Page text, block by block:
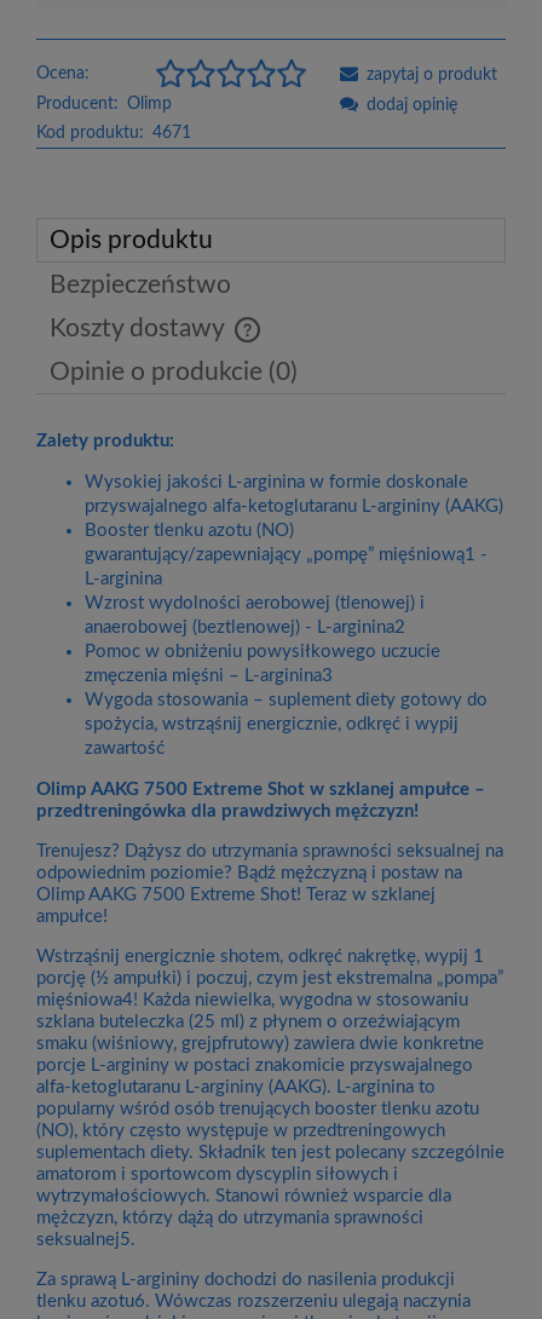
Ocena:
Producent: Olimp
Kod produktu: 4671
zapytaj o produkt
dodaj opinię
Opis produktu
Bezpieczeństwo
Koszty dostawy
Cena nie zawiera ewentualnych kosztów płatności
Opinie o produkcie (0)
Zalety produktu:
Wysokiej jakości L-arginina w formie doskonale
przyswajalnego alfa-ketoglutaranu L-argininy (AAKG)
Booster tlenku azotu (NO)
gwarantujący/zapewniający „pompę” mięśniową1 -
L-arginina
Wzrost wydolności aerobowej (tlenowej) i
anaerobowej (beztlenowej) - L-arginina2
Pomoc w obniżeniu powysiłkowego uczucie
zmęczenia mięśni – L-arginina3
Wygoda stosowania – suplement diety gotowy do
spożycia, wstrząśnij energicznie, odkręć i wypij
zawartość
Olimp AAKG 7500 Extreme Shot w szklanej ampułce –
przedtreningówka dla prawdziwych mężczyzn!
Trenujesz? Dążysz do utrzymania sprawności seksualnej na
odpowiednim poziomie? Bądź mężczyzną i postaw na
Olimp AAKG 7500 Extreme Shot! Teraz w szklanej
ampułce!
Wstrząśnij energicznie shotem, odkręć nakrętkę, wypij 1
porcję (½ ampułki) i poczuj, czym jest ekstremalna „pompa”
mięśniowa4! Każda niewielka, wygodna w stosowaniu
szklana buteleczka (25 ml) z płynem o orzeźwiającym
smaku (wiśniowy, grejpfrutowy) zawiera dwie konkretne
porcje L-argininy w postaci znakomicie przyswajalnego
alfa-ketoglutaranu L-argininy (AAKG). L-arginina to
popularny wśród osób trenujących booster tlenku azotu
(NO), który często występuje w przedtreningowych
suplementach diety. Składnik ten jest polecany szczególnie
amatorom i sportowcom dyscyplin siłowych i
wytrzymałościowych. Stanowi również wsparcie dla
mężczyzn, którzy dążą do utrzymania sprawności
seksualnej5.
Za sprawą L-argininy dochodzi do nasilenia produkcji
tlenku azotu6. Wówczas rozszerzeniu ulegają naczynia